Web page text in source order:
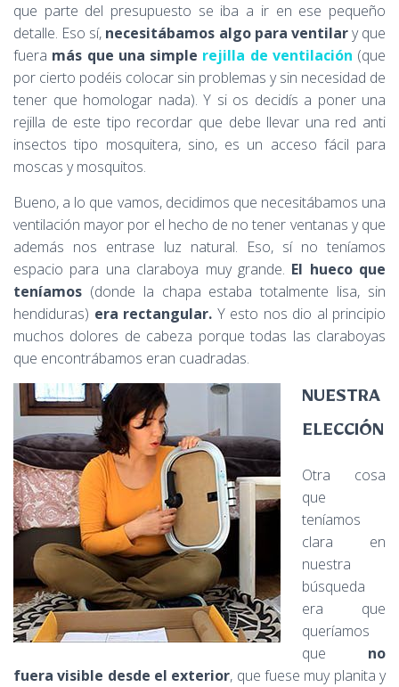
que parte del presupuesto se iba a ir en ese pequeño
detalle. Eso sí, necesitábamos algo para ventilary que
fuera más que una simple rejilla de ventilación (que
por cierto podéis colocar sin problemas y sin necesidad de
tener que homologar nada). Y si os decidís a poner una
rejilla de este tipo recordar que debe llevar una red anti
insectos tipo mosquitera, sino, es un acceso fácil para
moscas y mosquitos.
Bueno, a lo que vamos, decidimos que necesitábamos una
ventilación mayor por el hecho de no tener ventanas y que
además nos entrase luz natural. Eso, sí no teníamos
espacio para una claraboya muy grande. El hueco que
teníamos (donde la chapa estaba totalmente lisa, sin
hendiduras) era rectangular. Y esto nos dio al principio
muchos dolores de cabeza porque todas las claraboyas
que encontrábamos eran cuadradas.
NUESTRA
ELECCIÓN
Otra cosa
que
teníamos
clara en
nuestra
búsqueda
era que
queríamos
que no
fuera visible desde el exterior, que fuese muy planita y